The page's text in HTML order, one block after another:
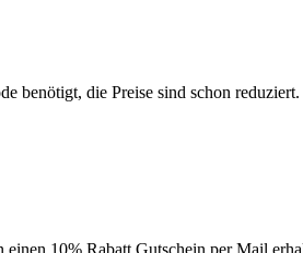
benötigt, die Preise sind schon reduziert.